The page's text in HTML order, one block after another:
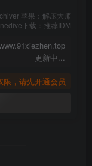
苹果：解压大师
下载：推荐IDM
更新中...
限，请先开通会员